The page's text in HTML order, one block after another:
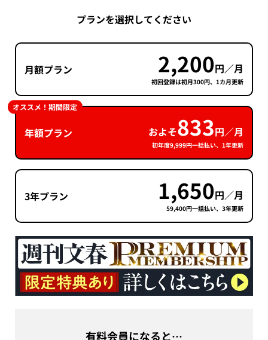
プランを選択してください
月額プラン 2,200円／月
初回登録は初月300円、1カ月更新
年額プラン およそ833円／月
初年度9,999円一括払い、1年更新
オススメ！期間限定
3年プラン 1,650円／月
59,400円一括払い、3年更新
有料会員になると…